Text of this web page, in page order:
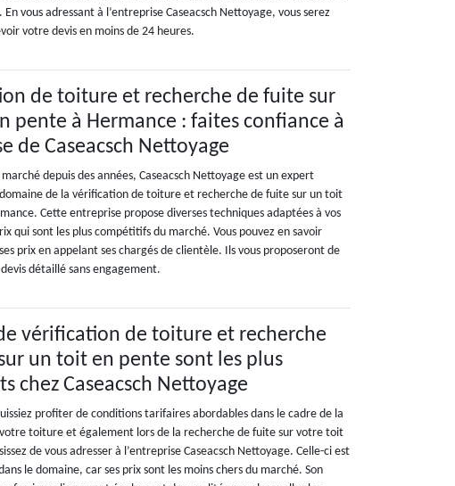
vous adressant à l’entreprise Caseacsch Nettoyage, vous serez
votre devis en moins de 24 heures.
de toiture et recherche de fuite sur
pente à Hermance : faites confiance à
de Caseacsch Nettoyage
depuis des années, Caseacsch Nettoyage est un expert
de la vérification de toiture et recherche de fuite sur un toit
Cette entreprise propose diverses techniques adaptées à vos
qui sont les plus compétitifs du marché. Vous pouvez en savoir
prix en appelant ses chargés de clientèle. Ils vous proposeront de
détaillé sans engagement.
vérification de toiture et recherche
un toit en pente sont les plus
chez Caseacsch Nettoyage
profiter de conditions tarifaires abordables dans le cadre de la
toiture et également lors de la recherche de fuite sur votre toit
de vous adresser à l’entreprise Caseacsch Nettoyage. Celle-ci est
le domaine, car ses prix sont les moins chers du marché. Son